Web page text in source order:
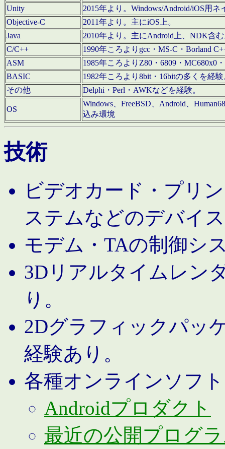
Unity
2015年より。Windows/Android/iOS用
Objective-C
2011年より。主にiOS上。
Java
2010年より。主にAndroid上、NDK含
C/C++
1990年ころよりgcc・MS-C・Borland
ASM
1985年ころよりZ80・6809・MC680x0
BASIC
1982年ころより8bit・16bitの多くを経
その他
Delphi・Perl・AWKなどを経験。
OS
Windows、FreeBSD、Android、
込み環境
技術
ビデオカード・プリ
ステムなどのデバイ
モデム・TAの制御シ
3Dリアルタイムレン
り。
2Dグラフィックパッ
経験あり。
各種オンラインソフ
Androidプロダクト
最近の公開プログ